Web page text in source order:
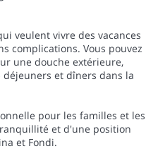
veulent vivre des vacances
complications. Vous pouvez
une douche extérieure,
et dîners dans la
pour les familles et les
et d'une position
et Fondi.